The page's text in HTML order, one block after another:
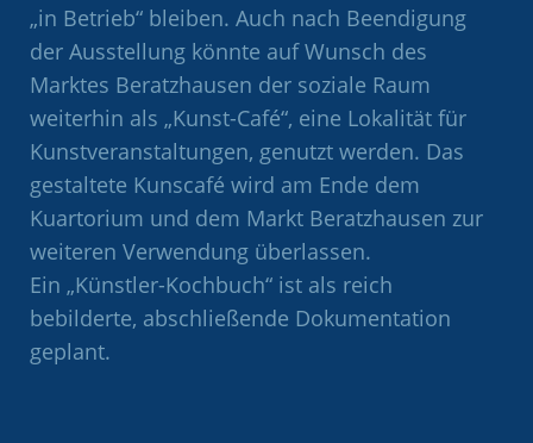
„in Betrieb“ bleiben. Auch nach Beendigung
der Ausstellung könnte auf Wunsch des
Marktes Beratzhausen der soziale Raum
weiterhin als „Kunst-Café“, eine Lokalität für
Kunstveranstaltungen, genutzt werden. Das
gestaltete Kunscafé wird am Ende dem
Kuartorium und dem Markt Beratzhausen zur
weiteren Verwendung überlassen.
Ein „Künstler-Kochbuch“ ist als reich
bebilderte, abschließende Dokumentation
geplant.